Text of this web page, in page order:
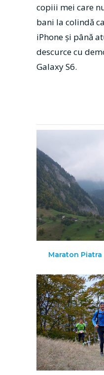
copiii mei care
bani la colindă
iPhone și până
descurce cu
Galaxy S6.
Maraton